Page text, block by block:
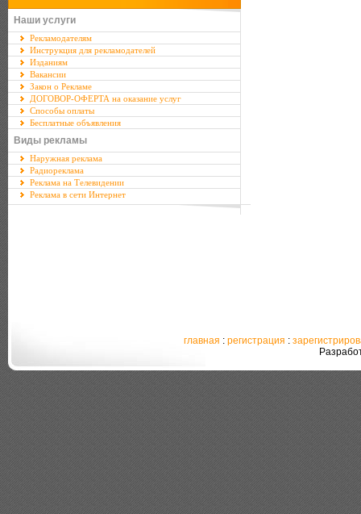
Наши услуги
Рекламодателям
Инструкция для рекламодателей
Изданиям
Вакансии
Закон о Рекламе
ДОГОВОР-ОФЕРТА на оказание услуг
Способы оплаты
Бесплатные объявления
Виды рекламы
Наружная реклама
Радиореклама
Реклама на Телевидении
Реклама в сети Интернет
главная : регистрация :